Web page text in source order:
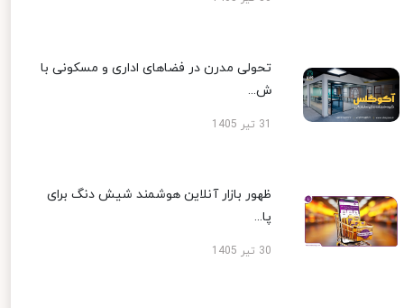
تحولی مدرن در فضاهای اداری و مسکونی با
ش...
ظهور بازار آنلاین هوشمند شیش دنگ برای
پا...
30 تیر 1405